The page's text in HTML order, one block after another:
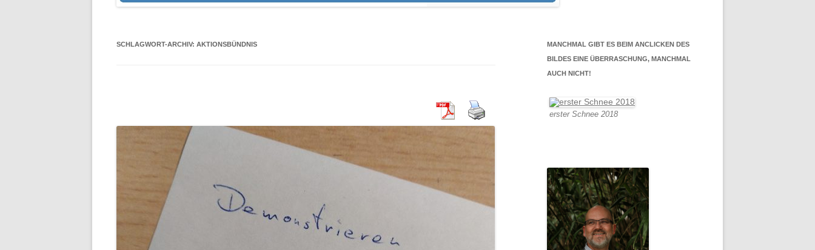
SCHLAGWORT-ARCHIV: AKTIONSBÜNDNIS
MANCHMAL GIBT ES BEIM ANCLICKEN DES
BILDES EINE ÜBERRASCHUNG, MANCHMAL
AUCH NICHT!
erster Schnee 2018